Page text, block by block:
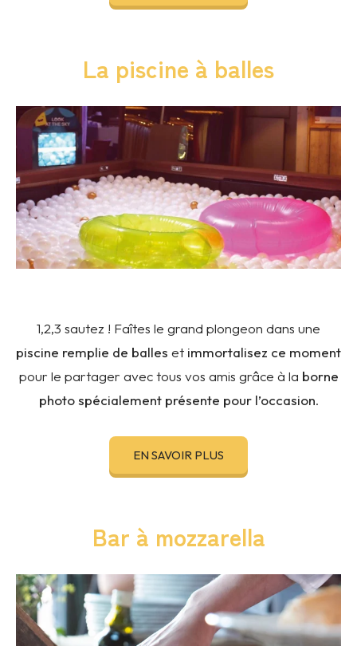
La piscine à balles
1,2,3 sautez ! Faîtes le grand plongeon dans une
piscine remplie de balles et immortalisez ce moment
pour le partager avec tous vos amis grâce à la borne
photo spécialement présente pour l’occasion.
EN SAVOIR PLUS
Bar à mozzarella